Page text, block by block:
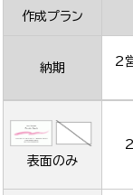
作成プラン
納期
2
表面のみ